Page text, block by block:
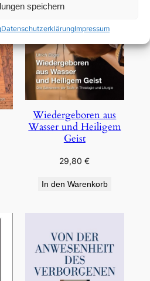
speichern
DatenschutzerklärungImpressum
Wiedergeboren aus
Wasser und Heiligem
Geist
29,80€
In den Warenkorb